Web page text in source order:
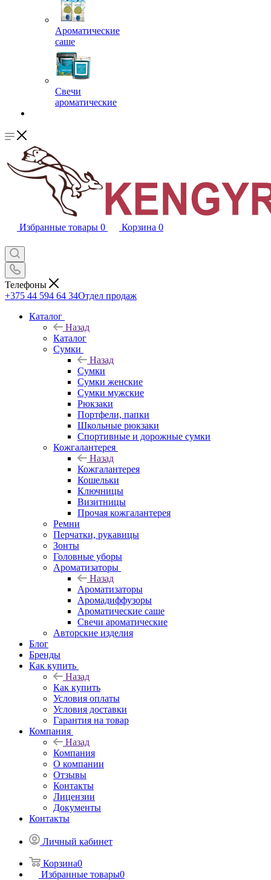
Ароматические
саше
Свечи
ароматические
Избранные товары 0 Корзина 0
Телефоны
+375 44 594 64 34Отдел продаж
Каталог
Назад
Каталог
Сумки
Назад
Сумки
Сумки женские
Сумки мужские
Рюкзаки
Портфели, папки
Школьные рюкзаки
Спортивные и дорожные сумки
Кожгалантерея
Назад
Кожгалантерея
Кошельки
Ключницы
Визитницы
Прочая кожгалантерея
Ремни
Перчатки, рукавицы
Зонты
Головные уборы
Ароматизаторы
Назад
Ароматизаторы
Аромадиффузоры
Ароматические саше
Свечи ароматические
Авторские изделия
Блог
Бренды
Как купить
Назад
Как купить
Условия оплаты
Условия доставки
Гарантия на товар
Компания
Назад
Компания
О компании
Отзывы
Контакты
Лицензии
Документы
Контакты
Личный кабинет
Корзина0
Избранные товары0